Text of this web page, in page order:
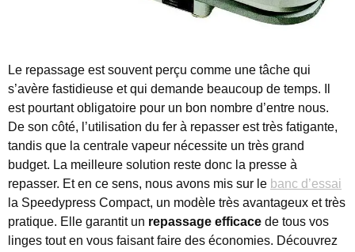
Le repassage est souvent perçu comme une tâche qui
s’avère fastidieuse et qui demande beaucoup de temps.
est pourtant obligatoire pour un bon nombre d’entre nous.
De son côté, l’utilisation du fer à repasser est très fatigante,
tandis que la centrale vapeur nécessite un très grand
budget. La meilleure solution reste donc la presse à
repasser. Et en ce sens, nous avons mis sur le banc d’essai
la Speedypress Compact, un modèle très avantageux et très
pratique. Elle garantit un repassage efficace de tous vos
linges tout en vous faisant faire des économies. Découvrez